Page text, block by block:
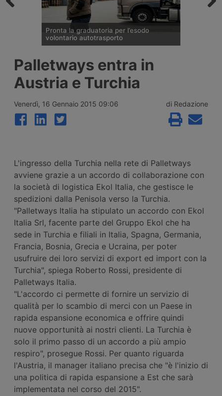
Pronta la graduatoria per l’esodo
volontario autotrasporto
degli Autotrasportatori ha pubblicato
l’elenco delle 133 imprese monoveicolari
ammesse agli incentivi da 15mila euro per
l’uscita volontaria dal mercato, nell’ambito
per il 2026.
Palletways entra in
Austria e Turchia
Venerdì, 16 Gennaio 2015 09:06 di Redazione
L'ingresso della Turchia nella rete di Palletways
avviene grazie a un accordo di collaborazione con
la società di logistica Ekol Italia, che gestisce le
spedizioni dalla Penisola verso la Turchia.
"Palletways Italia ha stipulato un accordo con Ekol
Italia Srl, facente parte del Gruppo Ekol che ha
sede in Turchia e filiali in Italia, Spagna, Germania,
Francia, Bosnia, Grecia e Ucraina, per poter
usufruire dei loro servizi di export ed import con la
Turchia", spiega Roberto Rossi, presidente di
Palletways Italia.
"L'accordo ci permette di fornire un servizio di
qualità per lo scambio di merci con un Paese in
rapida espansione economica e offrire quindi
nuove opportunità ai nostri clienti. La Turchia è
solo il primo passo di un accordo a più ampio
respiro", prosegue Rossi. Per quanto riguarda
l'Austria, il manager italiano precisa che "è l'inizio di
una politica di rapida espansione a Est che sarà
implementata nel corso del 2015".